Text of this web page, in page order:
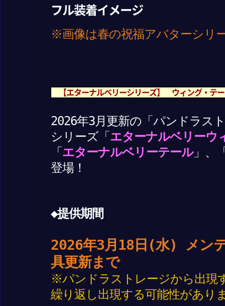
フル装着イメージ
※画像は春の祝福アバターシリ
【エターナルベリーシリーズ】 ウィング・テ
2026年3月更新の「パンドラス
シリーズ「エターナルベリーウ
「エターナルベリーテール」、
登場！
◆提供期間
2026年3月18日(水) メン
具更新まで
※パンドラストレージから出現
繰り返し出現する可能性があり